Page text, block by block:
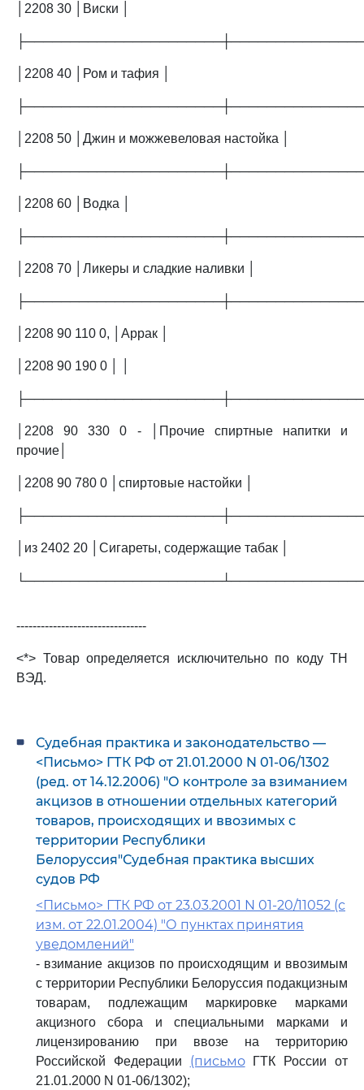
│2208 30 │Виски │
│2208 40 │Ром и тафия │
│2208 50 │Джин и можжевеловая настойка │
│2208 60 │Водка │
│2208 70 │Ликеры и сладкие наливки │
│2208 90 110 0, │Аррак │
│2208 90 190 0 │ │
│2208 90 330 0 - │Прочие спиртные напитки и
прочие│
│2208 90 780 0 │спиртовые настойки │
│из 2402 20 │Сигареты, содержащие табак │
--------------------------------
<*> Товар определяется исключительно по коду ТН
ВЭД.
Судебная практика и законодательство —
<Письмо> ГТК РФ от 21.01.2000 N 01-06/1302
(ред. от 14.12.2006) "О контроле за взиманием
акцизов в отношении отдельных категорий
товаров, происходящих и ввозимых с
территории Республики
Белоруссия"Судебная практика высших
судов РФ
<Письмо> ГТК РФ от 23.03.2001 N 01-20/11052 (с
изм. от 22.01.2004) "О пунктах принятия
уведомлений"
- взимание акцизов по происходящим и ввозимым
с территории Республики Белоруссия подакцизным
товарам, подлежащим маркировке марками
акцизного сбора и специальными марками и
лицензированию при ввозе на территорию
Российской Федерации (письмоГТК России от
21.01.2000 N 01-06/1302);